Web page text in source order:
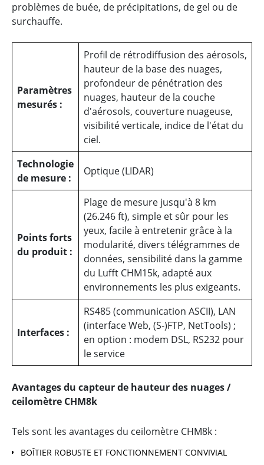
problèmes de buée, de précipitations, de gel ou de
surchauffe.
Paramètres
mesurés :
Profil de rétrodiffusion des aérosols,
hauteur de la base des nuages,
profondeur de pénétration des
nuages, hauteur de la couche
d'aérosols, couverture nuageuse,
visibilité verticale, indice de l'état du
ciel.
Technologie
de mesure :
Optique (LIDAR)
Points forts
du produit :
Plage de mesure jusqu'à 8 km
(26.246 ft), simple et sûr pour les
yeux, facile à entretenir grâce à la
modularité, divers télégrammes de
données, sensibilité dans la gamme
du Lufft CHM15k, adapté aux
environnements les plus exigeants.
Interfaces :
RS485 (communication ASCII), LAN
(interface Web, (S-)FTP, NetTools) ;
en option : modem DSL, RS232 pour
le service
Avantages du capteur de hauteur des nuages /
ceilomètre CHM8k
Tels sont les avantages du ceilomètre CHM8k :
BOÎTIER ROBUSTE ET FONCTIONNEMENT CONVIVIAL